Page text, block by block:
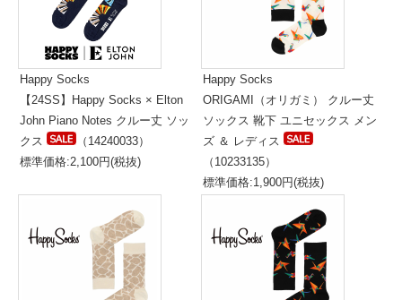
Happy Socks
【24SS】Happy Socks × Elton
John Piano Notes クルー丈 ソッ
クス
（14240033）
標準価格:2,100円(税抜)
Happy Socks
ORIGAMI（オリガミ） クルー丈
ソックス 靴下 ユニセックス メン
ズ ＆ レディス
（10233135）
標準価格:1,900円(税抜)